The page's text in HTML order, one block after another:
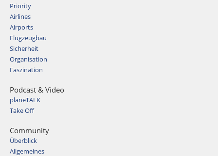
Priority
Airlines
Airports
Flugzeugbau
Sicherheit
Organisation
Faszination
Podcast & Video
planeTALK
Take Off
Community
Überblick
Allgemeines